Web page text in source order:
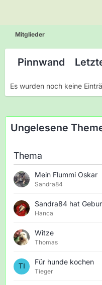
Mitglieder
Pinnwand
Es wurden noch keine
Ungelesene
Thema
Mein Flummi Oskar
Sandra84
Sandra84 hat
Hanca
Witze
Thomas
Für hunde kochen
Tieger